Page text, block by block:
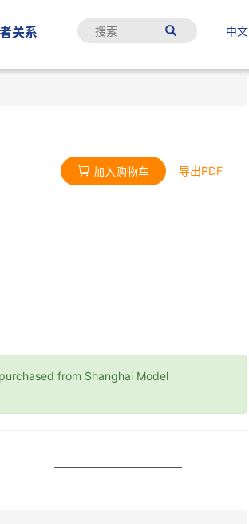
关系 中文
加入购物车 导出PDF
from Shanghai Model